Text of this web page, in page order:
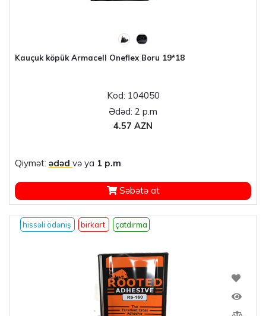
Kauçuk köpük Armacell Oneflex Boru 19*18
Kod: 104050
Ədəd: 2 p.m
4.57 AZN
Qiymət: ədəd və ya 1 p.m
Səbətə at
hissəli ödəniş birkart çatdırma